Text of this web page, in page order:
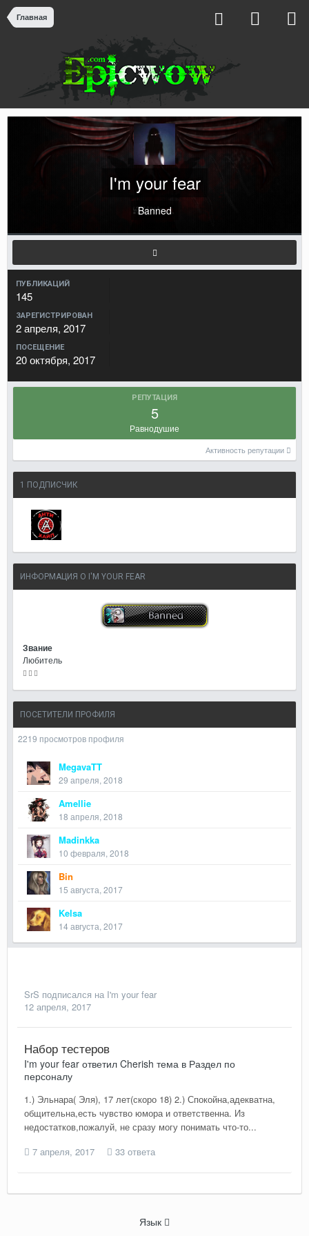
Главная
I'm your fear
Banned
ПУБЛИКАЦИЙ
145
ЗАРЕГИСТРИРОВАН
2 апреля, 2017
ПОСЕЩЕНИЕ
20 октября, 2017
РЕПУТАЦИЯ
5
Равнодушие
Активность репутации
1 ПОДПИСЧИК
ИНФОРМАЦИЯ О I'M YOUR FEAR
Звание
Любитель
ПОСЕТИТЕЛИ ПРОФИЛЯ
2219 просмотров профиля
MegavaTT
29 апреля, 2018
Amellie
18 апреля, 2018
Madinkka
10 февраля, 2018
Bin
15 августа, 2017
Kelsa
14 августа, 2017
SrS подписался на I'm your fear
12 апреля, 2017
Набор тестеров
I'm your fear ответил Cherish тема в Раздел по
персоналу
1.) Эльнара( Эля), 17 лет(скоро 18) 2.) Спокойна,адекватна,
общительна,есть чувство юмора и ответственна. Из
недостатков,пожалуй, не сразу могу понимать что-то...
7 апреля, 2017
33 ответа
Язык